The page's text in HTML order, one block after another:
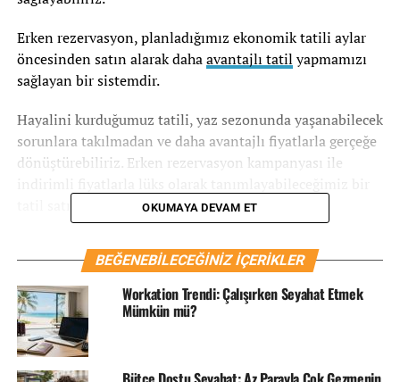
Erken rezervasyon, planladığımız ekonomik tatili aylar
öncesinden satın alarak dahaavantajlı tatil yapmamızı
sağlayan bir sistemdir.
Hayalini kurduğumuz tatili, yaz sezonunda yaşanabilecek
sorunlara takılmadan ve daha avantajlı fiyatlarla gerçeğe
dönüştürebiliriz. Erken rezervasyon kampanyası ile
tatil satın alma imkanı bulabiliriz.
OKUMAYA DEVAM ET
BEĞENEBILECEĞINIZ İÇERIKLER
Workation Trendi: Çalışırken Seyahat Etmek
Mümkün mü?